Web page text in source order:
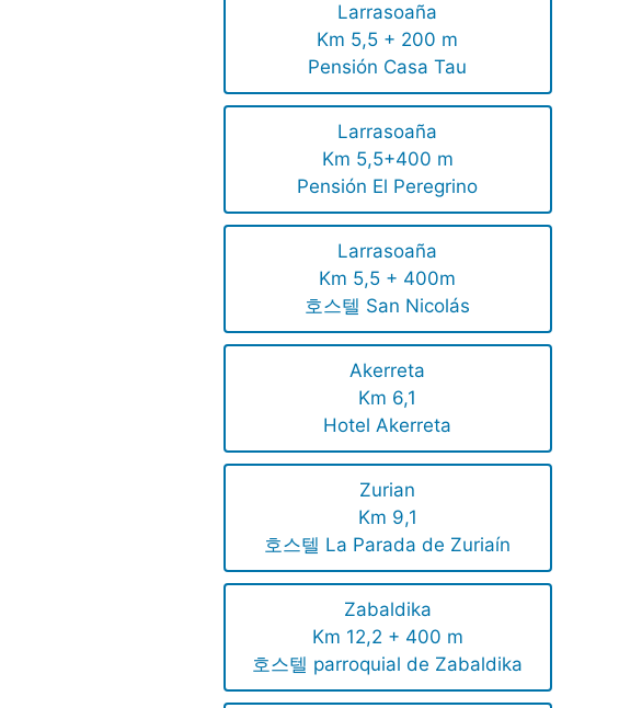
Larrasoaña
Km 5,5 + 200 m
Pensión Casa Tau
Larrasoaña
Km 5,5+400 m
Pensión El Peregrino
Larrasoaña
Km 5,5 + 400m
호스텔 San Nicolás
Akerreta
Km 6,1
Hotel Akerreta
Zurian
Km 9,1
호스텔 La Parada de Zuriaín
Zabaldika
Km 12,2 + 400 m
호스텔 parroquial de Zabaldika